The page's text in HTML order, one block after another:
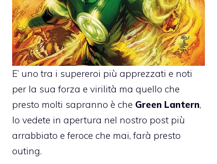
E’ uno tra i supereroi più apprezzati e noti
per la sua forza e virilità ma quello che
presto molti sapranno è che Green Lantern,
lo vedete in apertura nel nostro post più
arrabbiato e feroce che mai, farà presto
outing.